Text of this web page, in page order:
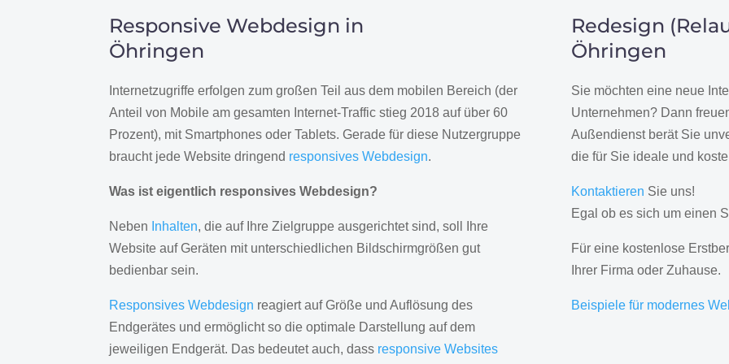
Responsive Webdesign in
Öhringen
Internetzugriffe erfolgen zum großen Teil aus dem mobilen Bereich (der
Anteil von Mobile am gesamten Internet-Traffic stieg 2018 auf über 60
Prozent), mit Smartphones oder Tablets. Gerade für diese Nutzergruppe
braucht jede Website dringend responsives Webdesign.
Was ist eigentlich responsives Webdesign?
Neben Inhalten, die auf Ihre Zielgruppe ausgerichtet sind, soll Ihre
Website auf Geräten mit unterschiedlichen Bildschirmgrößen gut
bedienbar sein.
Responsives Webdesign reagiert auf Größe und Auflösung des
Endgerätes und ermöglicht so die optimale Darstellung auf dem
jeweiligen Endgerät. Das bedeutet auch, dass responsive Websites
Redesign
Öhringen
Sie möchten eine neue
Unternehmen? Dann
Außendienst berät Sie
die für Sie ideale und
Kontaktieren Sie uns!
Egal ob es sich um einen
Für eine kostenlose
Ihrer Firma oder Zuhause.
Beispiele für modernes